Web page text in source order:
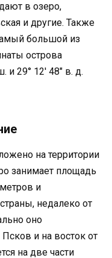
в озеро,
и другие. Также
большой из
острова
и 29° 12′ 48″ в. д.
на территории
занимает площадь
и
недалеко от
оно
Псков и на восток от
на две части